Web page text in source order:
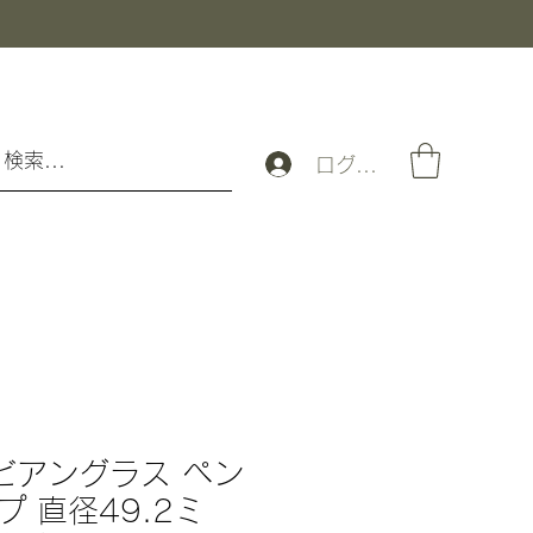
ログイン
アングラス ペン
直径49.2ミ